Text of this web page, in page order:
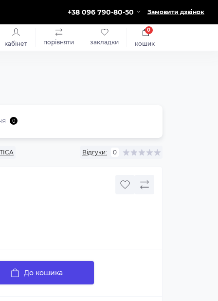
+38 096 790-80-50 Замовити дзвінок
кабінет порівняти закладки кошик
0
0
Відгуки: 0
До кошика